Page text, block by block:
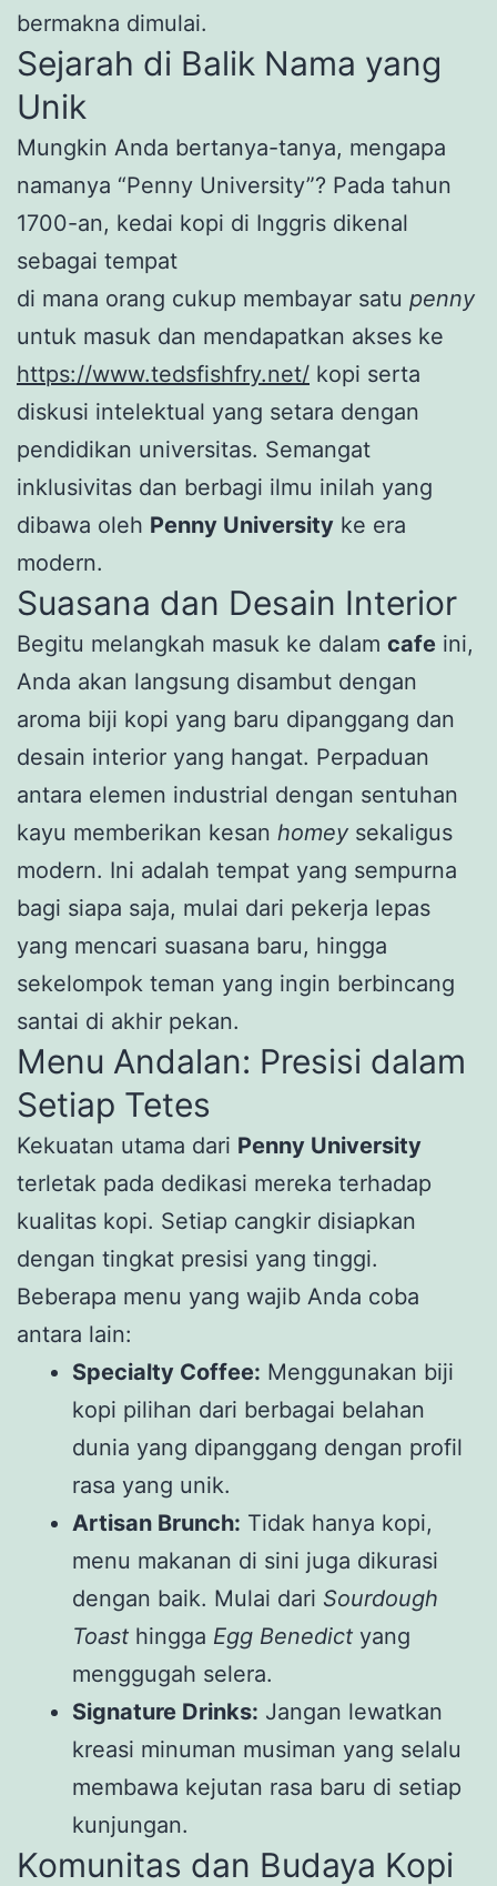
bermakna dimulai.
Sejarah di Balik Nama yang
Unik
Mungkin Anda bertanya-tanya, mengapa
namanya “Penny University”? Pada tahun
1700-an, kedai kopi di Inggris dikenal
sebagai tempat
di mana orang cukup membayar satu penny
untuk masuk dan mendapatkan akses ke
https://www.tedsfishfry.net/ kopi serta
diskusi intelektual yang setara dengan
pendidikan universitas. Semangat
inklusivitas dan berbagi ilmu inilah yang
dibawa oleh Penny University ke era
modern.
Suasana dan Desain Interior
Begitu melangkah masuk ke dalam cafe ini,
Anda akan langsung disambut dengan
aroma biji kopi yang baru dipanggang dan
desain interior yang hangat. Perpaduan
antara elemen industrial dengan sentuhan
kayu memberikan kesan homey sekaligus
modern. Ini adalah tempat yang sempurna
bagi siapa saja, mulai dari pekerja lepas
yang mencari suasana baru, hingga
sekelompok teman yang ingin berbincang
santai di akhir pekan.
Menu Andalan: Presisi dalam
Setiap Tetes
Kekuatan utama dari Penny University
terletak pada dedikasi mereka terhadap
kualitas kopi. Setiap cangkir disiapkan
dengan tingkat presisi yang tinggi.
Beberapa menu yang wajib Anda coba
antara lain:
Specialty Coffee: Menggunakan biji
kopi pilihan dari berbagai belahan
dunia yang dipanggang dengan profil
rasa yang unik.
Artisan Brunch: Tidak hanya kopi,
menu makanan di sini juga dikurasi
dengan baik. Mulai dari Sourdough
Toast hingga Egg Benedict yang
menggugah selera.
Signature Drinks: Jangan lewatkan
kreasi minuman musiman yang selalu
membawa kejutan rasa baru di setiap
kunjungan.
Komunitas dan Budaya Kopi